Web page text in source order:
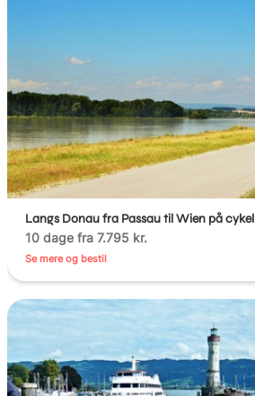
Langs Donau fra Passau til Wien på cykel
10 dage fra 7.795 kr.
Se mere og bestil